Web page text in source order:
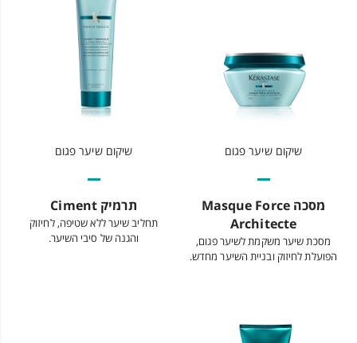
שיקום שיער פגום
מסכה Masque Force
Architecte
מסכת שיער משקמת לשיער פגום,
הפועלת לחיזוק ובניית השיער מחדש.
שיקום שיער פגום
תרמיק Ciment
תחליב שיער ללא שטיפה, לחיזוק
והגנה של סיבי השיער.